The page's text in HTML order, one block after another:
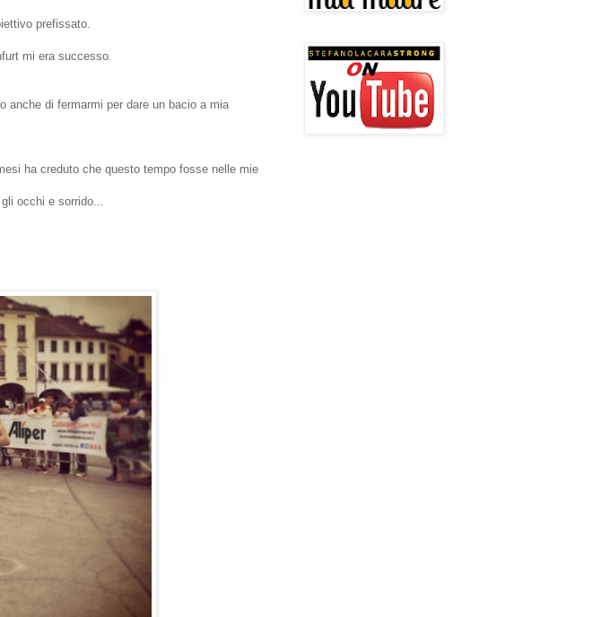
prefissato.
mi era successo.
anche di fermarmi per dare un bacio a mia
ha creduto che questo tempo fosse nelle mie
occhi e sorrido...